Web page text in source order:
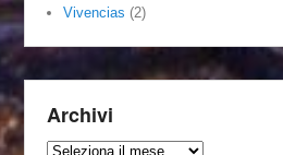
Vivencias (2)
Archivi
Archivi